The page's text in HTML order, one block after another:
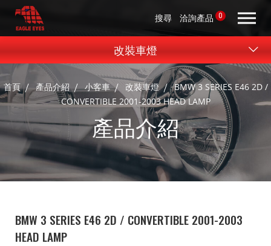
搜尋 洽詢產品 0
首頁 產品介紹 小客車 改裝車燈
BMW 3 SERIES E46 2D /
CONVERTIBLE 2001-2003 HEAD LAMP
產品介紹
改裝車燈
BMW 3 SERIES E46 2D / CONVERTIBLE 2001-2003
HEAD LAMP